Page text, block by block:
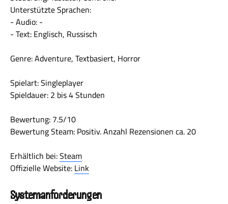
Unterstützte Sprachen:
- Audio: -
- Text: Englisch, Russisch
Genre: Adventure, Textbasiert, Horror
Spielart: Singleplayer
Spieldauer: 2 bis 4 Stunden
Bewertung: 7.5/10
Bewertung Steam: Positiv. Anzahl Rezensionen ca. 20
Erhältlich bei:Steam
Offizielle Website: Link
Systemanforderungen